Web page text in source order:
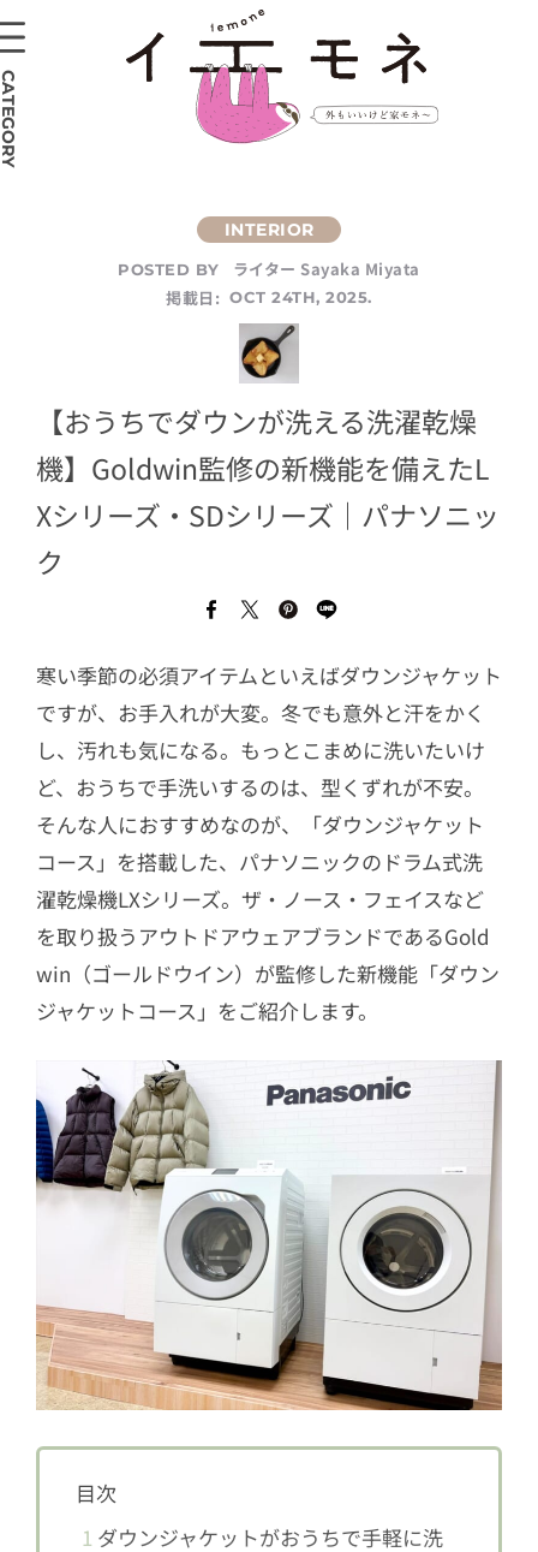
POSTED BY
ライター Sayaka Miyata
掲載日: OCT 24TH, 2025.
【おうちでダウンが洗える洗濯乾燥
機】Goldwin監修の新機能を備えたL
Xシリーズ・SDシリーズ｜パナソニッ
ク
寒い季節の必須アイテムといえばダウンジャケット
ですが、お手入れが大変。冬でも意外と汗をかく
し、汚れも気になる。もっとこまめに洗いたいけ
ど、おうちで手洗いするのは、型くずれが不安。
そんな人におすすめなのが、「ダウンジャケット
コース」を搭載した、パナソニックのドラム式洗
濯乾燥機LXシリーズ。ザ・ノース・フェイスなど
を取り扱うアウトドアウェアブランドであるGold
win（ゴールドウイン）が監修した新機能「ダウン
ジャケットコース」をご紹介します。
目次
1 ダウンジャケットがおうちで手軽に洗